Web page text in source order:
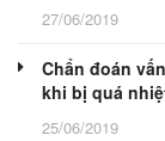
27/06/2019
Chẩn đoán
khi bị quá
25/06/2019